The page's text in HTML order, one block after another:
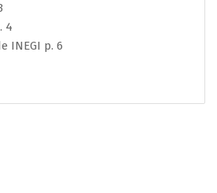
4
INEGI p. 6